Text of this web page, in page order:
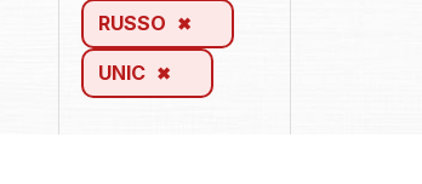
RUSSO
UNIC